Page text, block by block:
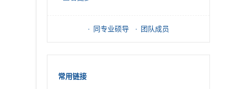
同专业硕导 团队成员
常用链接